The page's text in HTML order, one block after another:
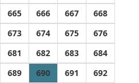
665 666 667
668
673 674 675
676
681 682 683
684
689 690 691
692